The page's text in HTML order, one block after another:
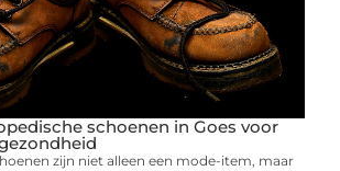
schoenen in Goes voor
zijn niet alleen een mode-item, maar